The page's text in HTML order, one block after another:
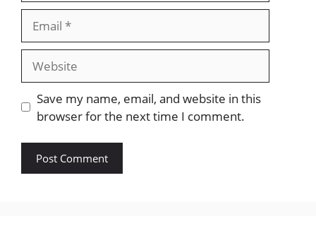
Website
Save my name, email, and website in this
browser for the next time I comment.